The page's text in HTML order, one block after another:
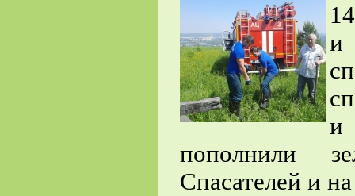
и
пополнили
Спасателей и